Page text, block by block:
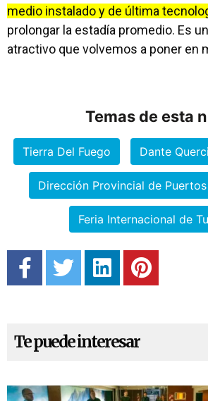
medio instalado y de última
prolongar la estadía promedio. Es
atractivo que volvemos a poner en
Temas de esta
Tierra Del Fuego Dante
Dirección Provincial de Puertos
Feria Internacional de
Te puede interesar